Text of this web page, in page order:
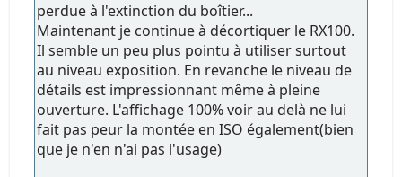
perdue à l'extinction du boîtier...
Maintenant je continue à décortiquer le RX100.
Il semble un peu plus pointu à utiliser surtout
au niveau exposition. En revanche le niveau de
détails est impressionnant même à pleine
ouverture. L'affichage 100% voir au delà ne lui
fait pas peur la montée en ISO également(bien
que je n'en n'ai pas l'usage)